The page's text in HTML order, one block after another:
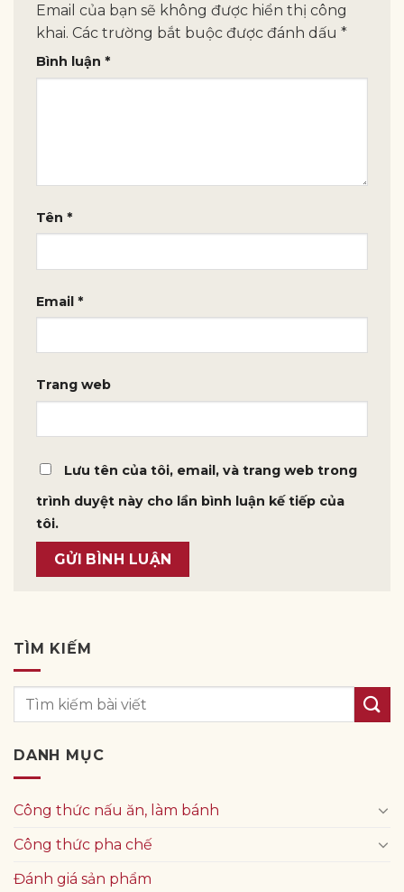
Email của bạn sẽ không được hiển thị công
khai. Các trường bắt buộc được đánh dấu *
Bình luận *
Tên *
Email *
Trang web
Lưu tên của tôi, email, và trang web trong
trình duyệt này cho lần bình luận kế tiếp của
tôi.
TÌM KIẾM
DANH MỤC
Công thức nấu ăn, làm bánh
Công thức pha chế
Đánh giá sản phẩm